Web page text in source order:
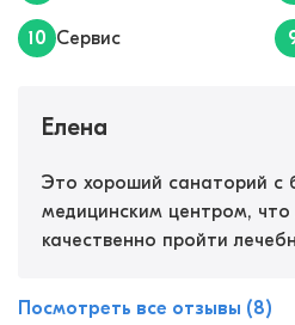
10 Сервис
Елена
Это хороший санаторий с
медицинским центром,
качественно пройти
возможностями, для нас
Посмотреть все отзывы (8)